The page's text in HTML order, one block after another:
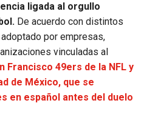
ligada al orgullo
De acuerdo con distintos
por empresas,
vinculadas al
Francisco 49ers de la NFL y
de México, que se
en español antes del duelo